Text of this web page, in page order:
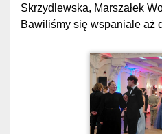
Skrzydlewska, Marszałek
Bawiliśmy się wspaniale aż